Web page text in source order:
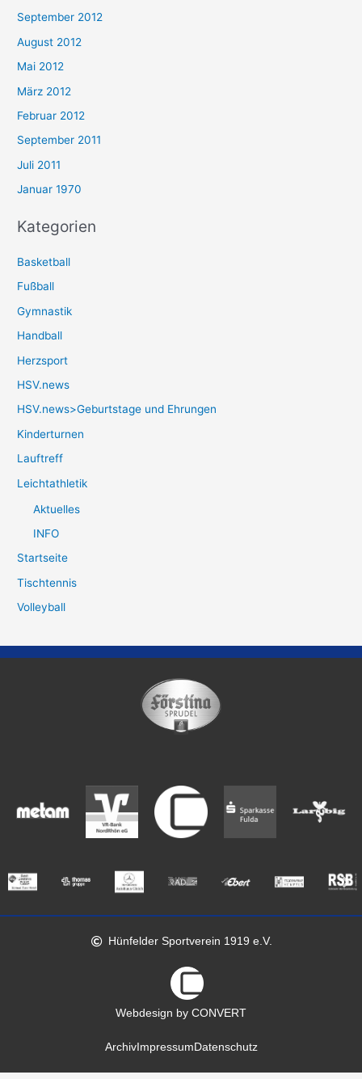
September 2012
August 2012
Mai 2012
März 2012
Februar 2012
September 2011
Juli 2011
Januar 1970
Kategorien
Basketball
Fußball
Gymnastik
Handball
Herzsport
HSV.news
HSV.news>Geburtstage und Ehrungen
Kinderturnen
Lauftreff
Leichtathletik
Aktuelles
INFO
Startseite
Tischtennis
Volleyball
Hünfelder Sportverein 1919 e.V.
Webdesign by CONVERT
ArchivImpressumDatenschutz